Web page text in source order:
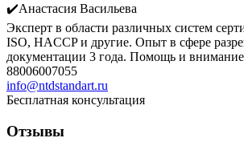
✔️Анастасия Васильева
Эксперт в области различных систем
ISO, HACCP и другие. Опыт в сфере
документации 3 года. Помощь и
88006007055
info@ntdstandart.ru
Бесплатная консультация
Отзывы